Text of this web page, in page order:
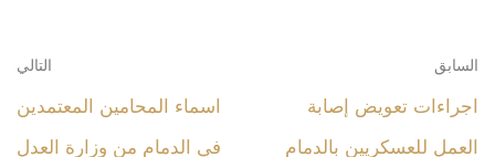
السابق
اجراءات تعويض إصابة
العمل للعسكريين بالدمام
التالي
اسماء المحامين المعتمدين
في الدمام من وزارة العدل